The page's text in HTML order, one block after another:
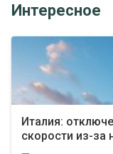
Интересное
Италия:
скорости из-за